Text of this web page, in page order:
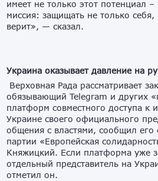
имеет не только этот потенциал –
миссия: защищать не только
верит», — сказал.
Украина оказывает давление на
Верховная Рада рассматривает
обязывающий Telegram и других
платформ совместного доступа к
Украине своего официального
общения с властями, сообщил его
партии «Европейская
Княжицкий. Если платформа уже
отдельный представитель на
отметил он.